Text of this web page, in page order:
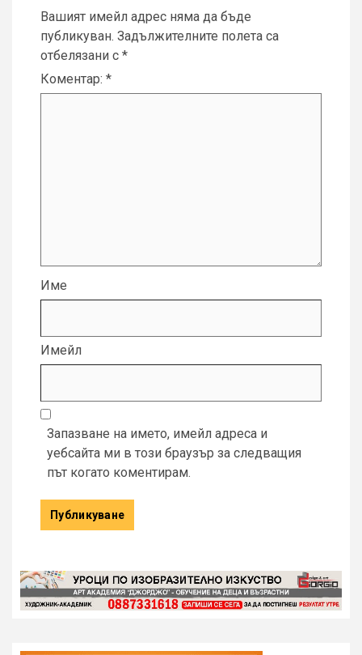
Вашият имейл адрес няма да бъде
публикуван. Задължителните полета са
отбелязани с *
Коментар: *
Име
Имейл
Запазване на името, имейл адреса и
уебсайта ми в този браузър за следващия
път когато коментирам.